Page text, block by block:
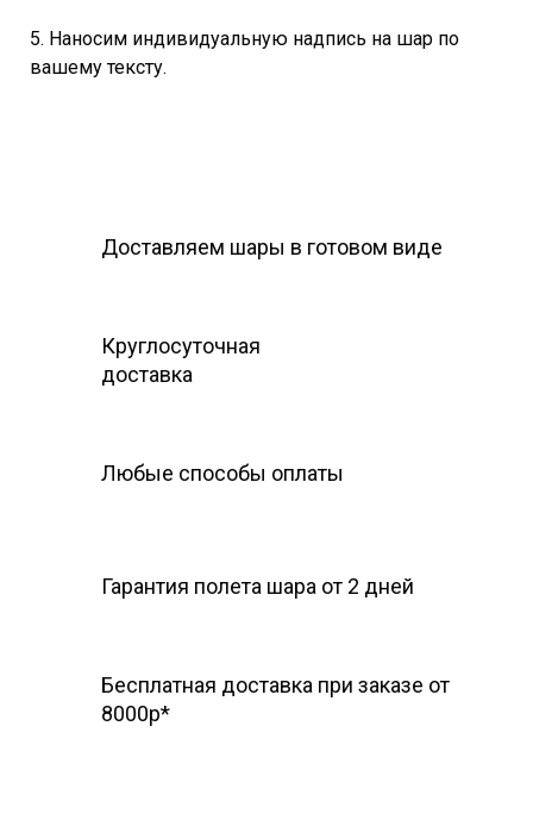
5. Наносим индивидуальную надпись на шар по
вашему тексту.
Доставляем шары в готовом виде
Круглосуточная
доставка
Любые способы оплаты
Гарантия полета шара от 2 дней
Бесплатная доставка при заказе от
8000р*